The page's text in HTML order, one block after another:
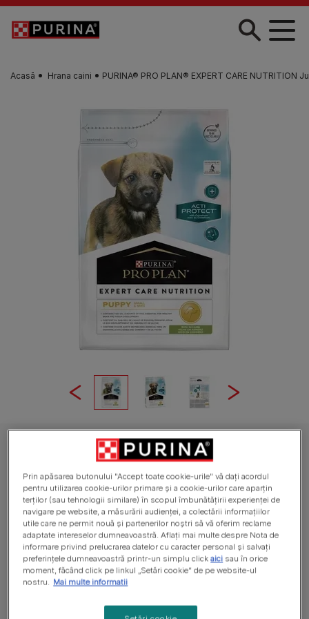
Skip to main content
Acasă Hrana caini PURINA® PRO PLAN® EXPERT CARE
PURINA® PRO PLAN® EXPERT CARE NUTRITION Junior, Talie Mică și
Foarte Mică, bogat în Miel, hrană uscată pentru puii de câine
PURINA® PRO PLAN® EXPERT CARE
NUTRITION Junior, Talie Mică și Foarte
Mică, bogat în Miel, hrană uscată pentru
puii de câine
Average: 4 (1vote)
Dimensiuni disponibile 700g 3kg
Prin apăsarea butonului "Accept toate cookie-urile" vă dați acordul
pentru utilizarea cookie-urilor primare și a cookie-urilor care aparțin
terților (sau tehnologii similare) în scopul îmbunătățirii experienței de
navigare pe website, a măsurării audienței, a colectării informațiilor
utile care ne permit nouă și partenerilor noștri să vă oferim reclame
adaptate intereselor dumneavoastră. Aflați mai multe despre Nota de
informare privind prelucrarea datelor cu caracter personal și salvați
preferințele dumneavoastră printr-un simplu clickaici sau în orice
moment, făcând click pe linkul „Setări cookie” de pe website-ul
nostru. Mai multe informatii